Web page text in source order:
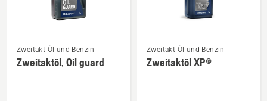
Details
zu
Zweitakt-Öl und Benzin
Zweitaktöl, Oil guard
Details
zu
Zweitakt-Öl und Benzin
Zweitaktöl XP®